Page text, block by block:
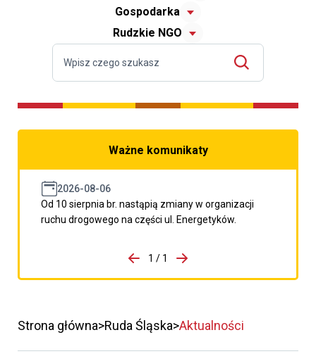
Gospodarka
Rudzkie NGO
Ważne komunikaty
2026-08-06
Od 10 sierpnia br. nastąpią zmiany w organizacji
ruchu drogowego na części ul. Energetyków.
porzpedniego komunikatu
1 / 1
Przejdź do następnego
Strona główna Ruda Śląska Aktualności